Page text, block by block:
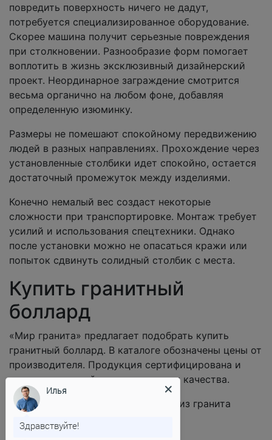
повредить поверхность ничего не дадут,
потребуется специализированное оборудование.
Скорее машина получит серьезные повреждения
при столкновении. Разнообразие форм помогает
воплотить в жизнь эксклюзивный дизайнерский
проект. Неординарное заграждение смотрится
весьма органично на любом фоне, добавляя
определенную изюминку.
Размеры не помешают спокойному передвижению
людей в разных направлениях. Прохождение через
установленные столбики идет спокойно, остается
достаточный промежуток между изделиями.
Конечно немалый вес создаст некоторые
сложности при транспортировке. Монтаж требует
усилий и использования спецтехники. Однако
после установки можно не опасаться кражи или
попыток сдвинуть солидный столбик с места.
Купить гранитный
боллард
«Мир гранита» предлагает подобрать купить
гранитный боллард. В каталоге обозначены цены от
производителя. Продукция сертифицирована и
отвечает европейским стандартам качества.
Наша компания «Мир
гранита» реализует
оптом и в розницу
Илья
Здравствуйте!